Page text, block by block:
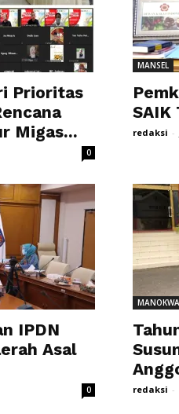
Prioritas
Migas...
0
MANSEL
SAIK
redaksi -
IPDN
Asal
0 redaksi -